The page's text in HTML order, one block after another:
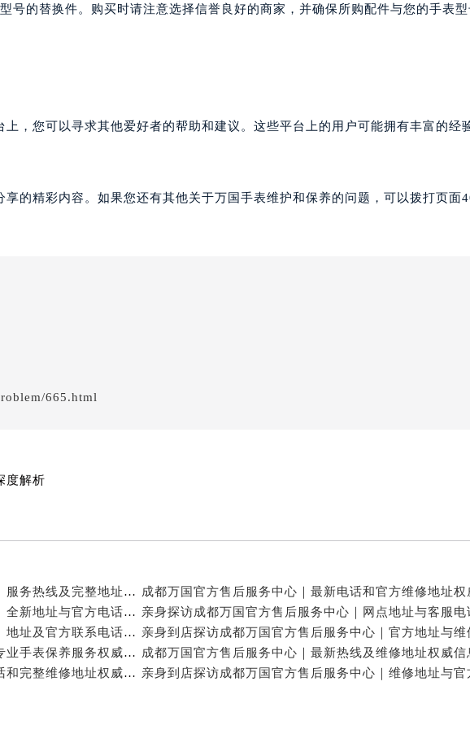
号的替换件。购买时请注意选择信誉良好的商家，并确保所购配件与您的手表型
，您可以寻求其他爱好者的帮助和建议。这些平台上的用户可能拥有丰富的经
享的精彩内容。如果您还有其他关于万国手表维护和保养的问题，可以拨打页面
665.html
度解析
亲身探访成都万国官方售后服务中心｜服务热线及完整地址（2026年7月最新）
亲身探访成都万国官方售后服务中心｜全新地址与官方电话（2026年7月最新）
亲身探访成都万国官方售后服务中心｜地址及官方联系电话（2026年7月最新）
成都万国官方售后维修服务中心提供专业手表保养服务权威公示（2026年7月最新）
成都万国官方售后服务中心｜官方电话和完整维修地址权威信息公示（2026年7月最新）